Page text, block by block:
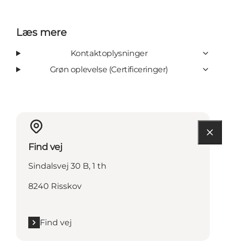
Læs mere
Kontaktoplysninger
Grøn oplevelse (Certificeringer)
Find vej
Sindalsvej 30 B, 1 th
8240 Risskov
Find vej